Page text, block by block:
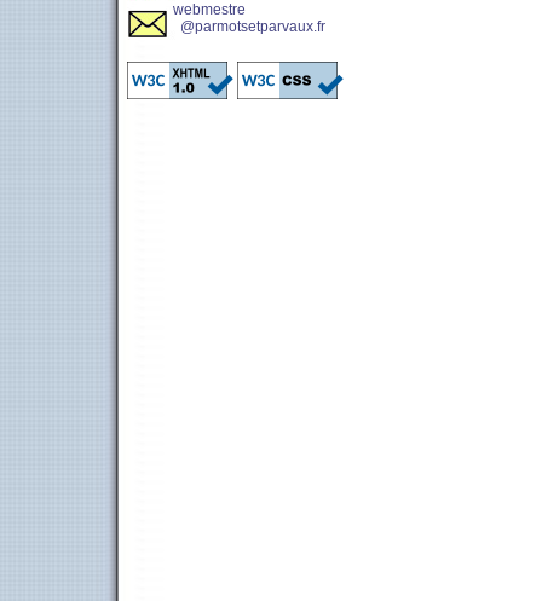
webmestre
@parmotsetparvaux.fr